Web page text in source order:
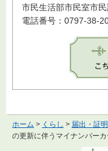
市民生活部市民室市
電話番号：0797-38-
ホーム > くらし > 届出・証明
の更新に伴うマイナンバー